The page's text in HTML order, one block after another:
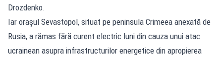
Drozdenko.
Iar oraşul Sevastopol, situat pe peninsula Crimeea anexată de
Rusia, a rămas fără curent electric luni din cauza unui atac
ucrainean asupra infrastructurilor energetice din apropierea